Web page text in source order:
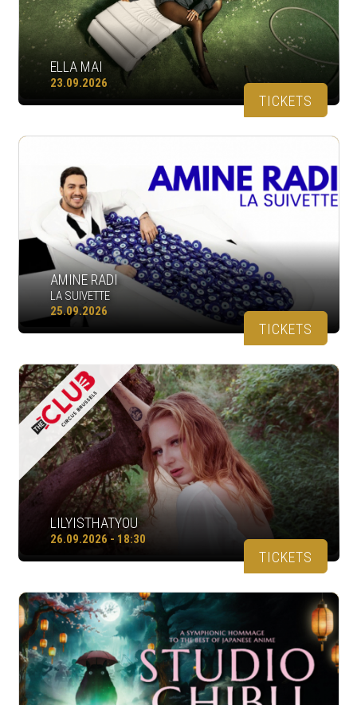
ELLA MAI
23.09.2026
TICKETS
AMINE RADI
LA SUIVETTE
25.09.2026
TICKETS
LILYISTHATYOU
26.09.2026 - 18:30
TICKETS